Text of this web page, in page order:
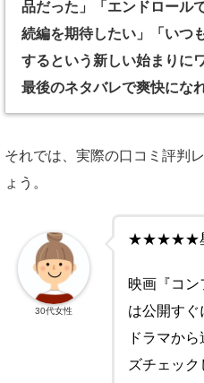
品だった」「エンドロール
続編を期待したい」「いつ
するという新しい始まりに
最後のネタバレで爽快にな
それでは、実際の口コミ評判
ょう。
★★★★★
映画『コン
は公開すぐ
ドラマか
ズチェッ
30代女性